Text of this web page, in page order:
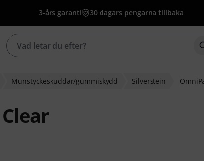
3-års garanti 30 dagars pengarna tillbaka
Munstyckeskuddar/gummiskydd Silverstein